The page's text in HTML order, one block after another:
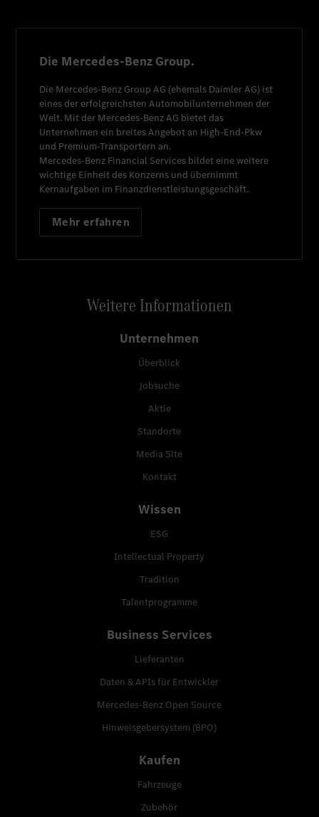
Die Mercedes-Benz Group.
Die Mercedes-Benz Group AG (ehemals Daimler AG) ist
eines der erfolgreichsten Automobilunternehmen der
Welt. Mit der Mercedes-Benz AG bietet das
Unternehmen ein breites Angebot an High-End-Pkw
und Premium-Transportern an.
Mercedes-Benz Financial Services bildet eine weitere
wichtige Einheit des Konzerns und übernimmt
Kernaufgaben im Finanzdienstleistungsgeschäft.
Mehr erfahren
Weitere Informationen
Unternehmen
Überblick
Jobsuche
Aktie
Standorte
Media Site
Kontakt
Wissen
ESG
Intellectual Property
Tradition
Talentprogramme
Business Services
Lieferanten
Daten & APIs für Entwickler
Mercedes-Benz Open Source
Hinweisgebersystem (BPO)
Kaufen
Fahrzeuge
Zubehör